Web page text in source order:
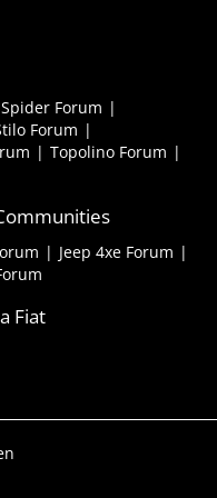
Forum
Forum
Topolino Forum
Jeep 4xe Forum
Fiat